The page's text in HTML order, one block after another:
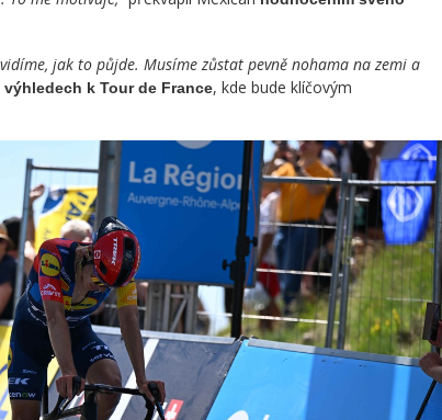
jak to půjde. Musíme zůstat pevně nohama na zemi a
výhledech k Tour de France, kde bude klíčovým